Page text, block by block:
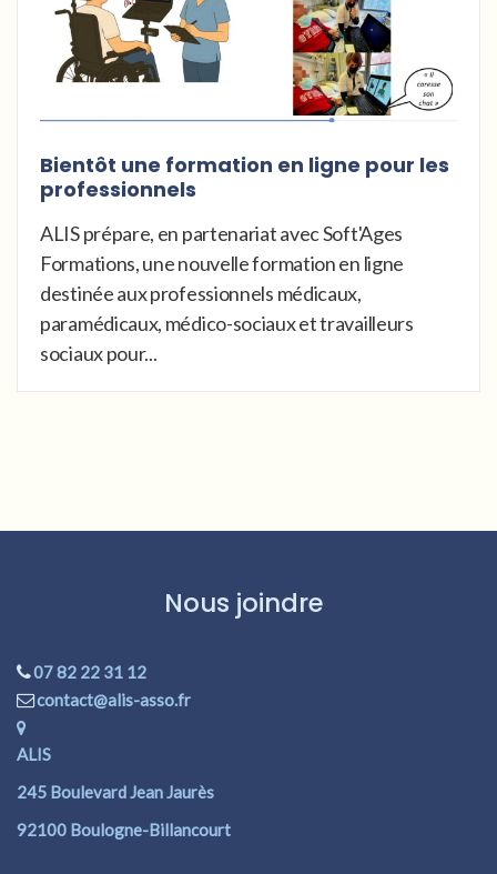
Bientôt une formation en ligne pour les
professionnels
ALIS prépare, en partenariat avec Soft'Ages
Formations, une nouvelle formation en ligne
destinée aux professionnels médicaux,
paramédicaux, médico-sociaux et travailleurs
sociaux pour...
Nous joindre
07 82 22 31 12
contact@alis-asso.fr
ALIS
245 Boulevard Jean Jaurès
92100 Boulogne-Billancourt